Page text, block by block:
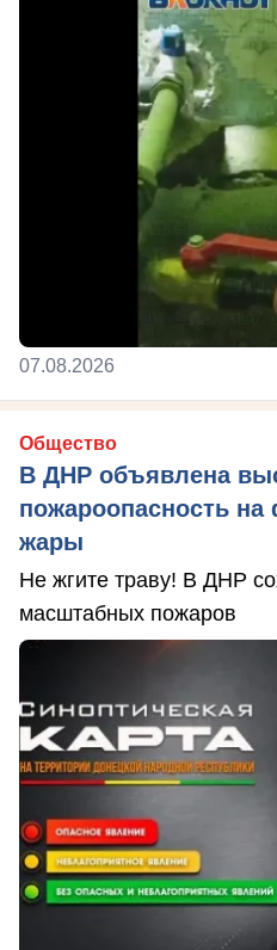
07.08.2026
Общество
В ДНР объявлена
пожароопасность на
жары
Не жгите траву! В ДНР
масштабных пожаров